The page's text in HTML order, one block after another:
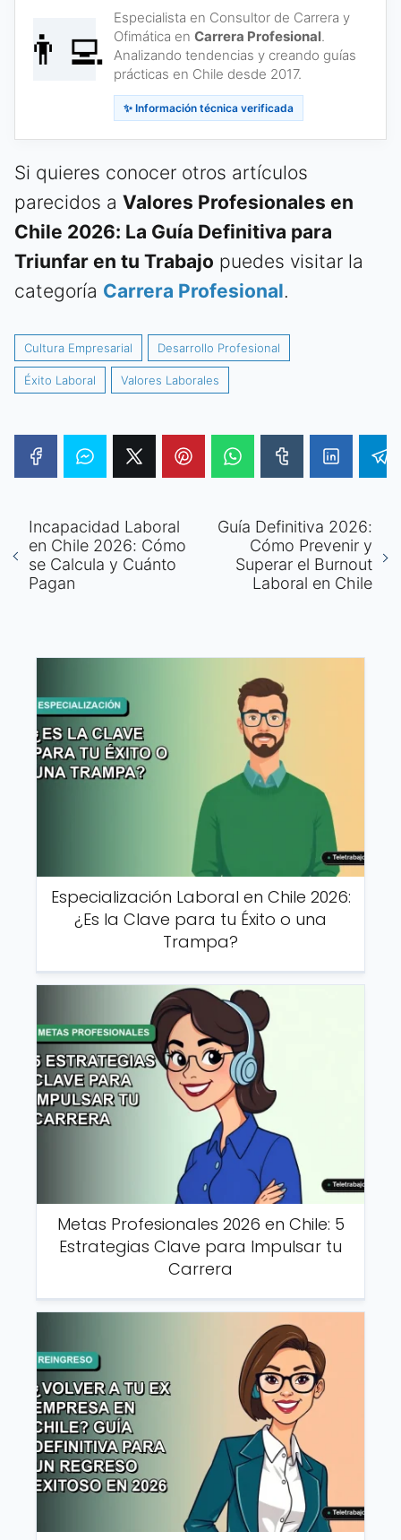
👨‍💻
Especialista en Consultor de Carrera y
Ofimática en Carrera Profesional.
Analizando tendencias y creando guías
prácticas en Chile desde 2017.
✨ Información técnica verificada
Si quieres conocer otros artículos
parecidos a Valores Profesionales en
Chile 2026: La Guía Definitiva para
Triunfar en tu Trabajo puedes visitar la
categoría Carrera Profesional.
Cultura Empresarial Desarrollo Profesional
Éxito Laboral Valores Laborales
Incapacidad Laboral
en Chile 2026: Cómo
se Calcula y Cuánto
Pagan
Guía Definitiva 2026:
Cómo Prevenir y
Superar el Burnout
Laboral en Chile
Especialización Laboral en Chile 2026:
¿Es la Clave para tu Éxito o una
Trampa?
Metas Profesionales 2026 en Chile: 5
Estrategias Clave para Impulsar tu
Carrera